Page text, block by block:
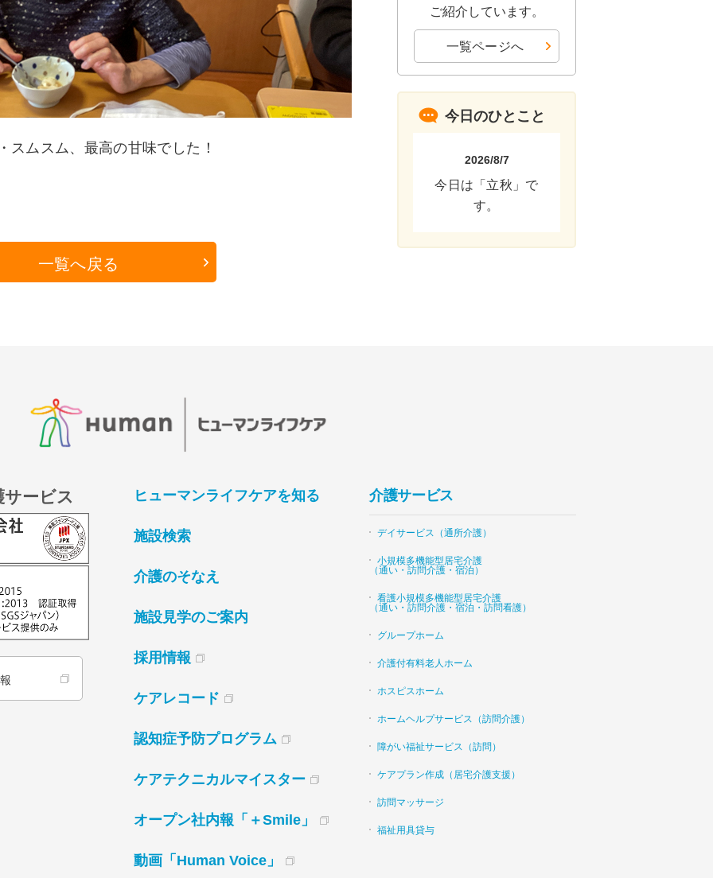
スムスム、最高の甘味でした！
一覧へ戻る
ご紹介しています。
一覧ページへ
今日のひとこと
2026/8/7
今日は「立秋」で
す。
ービス ヒューマンライフケアを知る
施設検索
介護のそなえ
施設見学のご案内
採用情報
ケアレコード
認知症予防プログラム
ケアテクニカルマイスター
オープン社内報「＋Smile」
動画「Human Voice」
介護サービス
デイサービス（通所介護）
小規模多機能型居宅介護
（通い・訪問介護・宿泊）
看護小規模多機能型居宅介護
（通い・訪問介護・宿泊・訪問看護）
グループホーム
介護付有料老人ホーム
ホスピスホーム
ホームヘルプサービス（訪問介護）
障がい福祉サービス（訪問）
ケアプラン作成（居宅介護支援）
訪問マッサージ
福祉用具貸与